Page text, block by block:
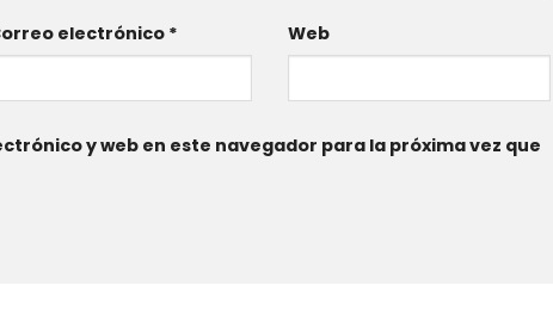
electrónico * Web
y web en este navegador para la próxima vez que